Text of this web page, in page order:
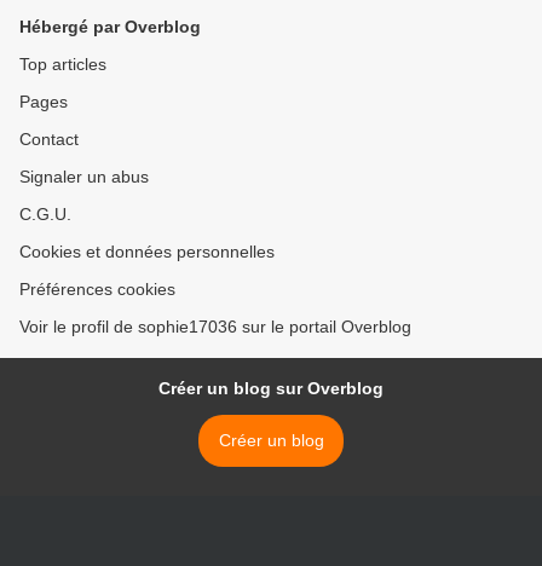
Hébergé par Overblog
Top articles
Pages
Contact
Signaler un abus
C.G.U.
Cookies et données personnelles
Préférences cookies
Voir le profil de sophie17036 sur le portail Overblog
Créer un blog sur Overblog
Créer un blog